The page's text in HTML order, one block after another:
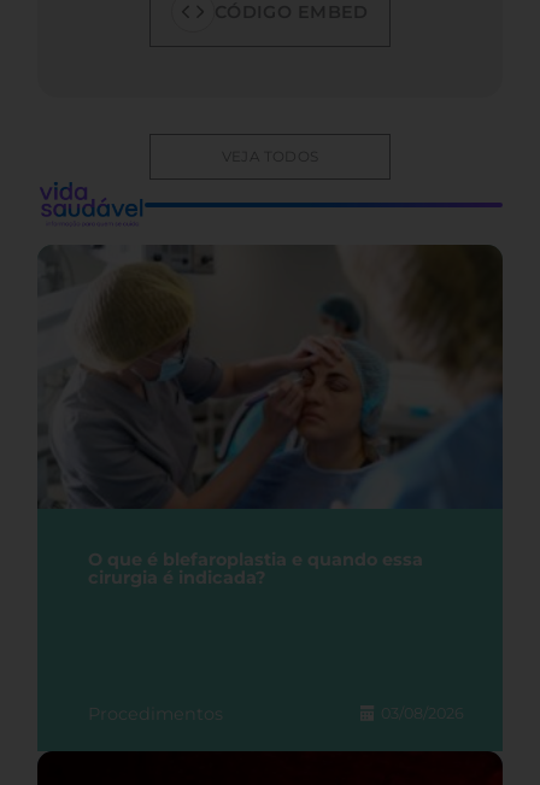
VEJA TODOS
O que é blefaroplastia e quando essa
cirurgia é indicada?
Procedimentos 03/08/2026